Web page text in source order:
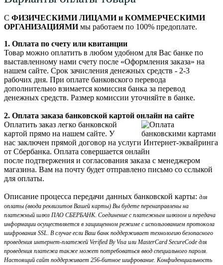
С ФИЗИЧЕСКИМИ ЛИЦАМИ и КОММЕРЧЕСКИМИ
ОРГАНИЗАЦИЯМИмы работаем по 100% предоплате.
1. Оплата по счету или квитанции
Товар можно оплатить в любом удобном для Вас банке по
выставленному нами счету после «Оформления заказа» на
нашем сайте. Срок зачисления денежных средств - 2-3
рабочих дня. При оплате банковского перевода
дополнительно взимается комиссия банка за перевод
денежных средств. Размер комиссии уточняйте в банке.
2. Оплата заказа банковской картой онлайн на сайте
Оплатить заказ легко банковской
картой прямо на нашем сайте. У
нас заключен прямой договор на услуги Интернет-эквайринга
от Сбербанка. Оплата совершается онлайн
после подтвержения и согласования заказа с менеджером
магазина. Вам на почту будет отправлено письмо со сслыкой
для оплаты.
Описание процесса передачи данных банковской карты: для
оплаты (ввода реквизитов Вашей карты) Вы будете перенаправлены на
платежный шлюз ПАО СБЕРБАНК. Соединение с платежным шлюзом и передача
информации осуществляется в защищенном режиме с использованием протокола
шифрования SSL. В случае если Ваш банк поддерживает технологию безопасного
проведения интернет-платежей Verified By Visa или MasterCard SecureCode для
проведения платежа также может потребоваться ввод специального пароля.
Настоящий сайт поддерживает 256-битное шифрование. Конфиденциальность